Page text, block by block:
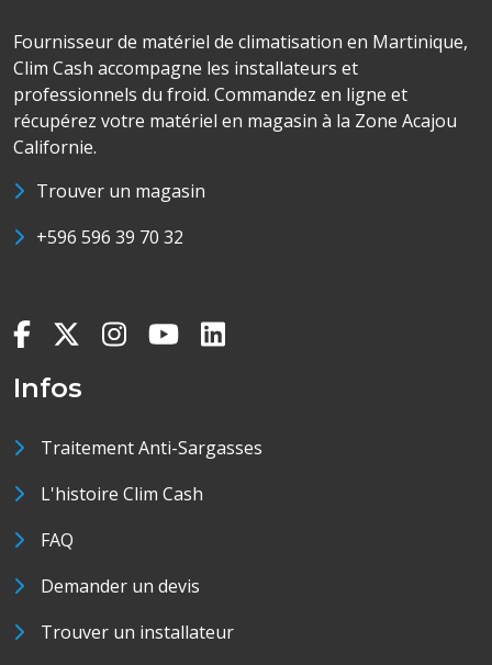
Fournisseur de matériel de climatisation en Martinique,
Clim Cash accompagne les installateurs et
professionnels du froid. Commandez en ligne et
récupérez votre matériel en magasin à la Zone Acajou
Californie.
Trouver un magasin
+596 596 39 70 32
Infos
Traitement Anti-Sargasses
L'histoire Clim Cash
FAQ
Demander un devis
Trouver un installateur